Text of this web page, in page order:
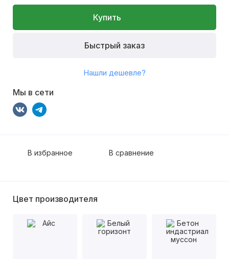
Купить
Быстрый заказ
Нашли дешевле?
Мы в сети
В избранное В сравнение
Цвет производителя